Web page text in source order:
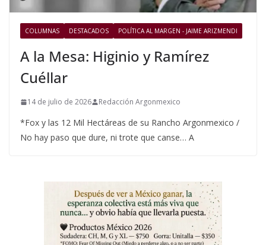
COLUMNAS DESTACADOS POLÍTICA AL MARGEN - JAIME ARIZMENDI
A la Mesa: Higinio y Ramírez
Cuéllar
14 de julio de 2026 Redacción Argonmexico
*Fox y las 12 Mil Hectáreas de su Rancho Argonmexico /
No hay paso que dure, ni trote que canse… A